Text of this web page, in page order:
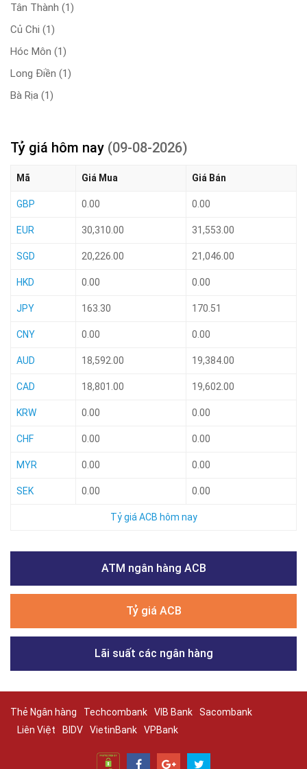
Tân Thành (1)
Củ Chi (1)
Hóc Môn (1)
Long Điền (1)
Bà Rịa (1)
Tỷ giá hôm nay (09-08-2026)
Mã Giá Mua Giá Bán
GBP 0.00 0.00
EUR 30,310.00 31,553.00
SGD 20,226.00 21,046.00
HKD 0.00 0.00
JPY 163.30 170.51
CNY 0.00 0.00
AUD 18,592.00 19,384.00
CAD 18,801.00 19,602.00
KRW 0.00 0.00
CHF 0.00 0.00
MYR 0.00 0.00
SEK 0.00 0.00
Tỷ giá ACB hôm nay
ATM ngân hàng ACB
Tỷ giá ACB
Lãi suất các ngân hàng
Thẻ Ngân hàng Techcombank VIB Bank
Sacombank
Liên Việt
BIDV VietinBank VPBank